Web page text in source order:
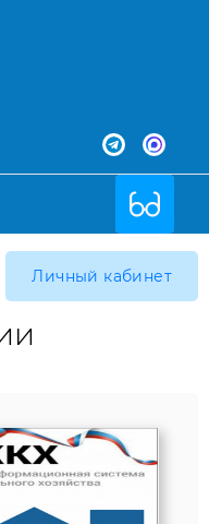
Личный кабинет